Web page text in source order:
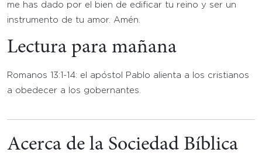
me has dado por el bien de edificar tu reino y ser un
instrumento de tu amor. Amén.
Lectura para mañana
Romanos 13:1-14: el apóstol Pablo alienta a los cristianos
a obedecer a los gobernantes.
Acerca de la Sociedad Bíblica